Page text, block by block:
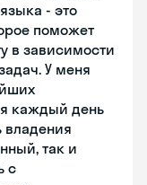
- это
поможет
в зависимости
У меня
каждый день
владения
так и
с